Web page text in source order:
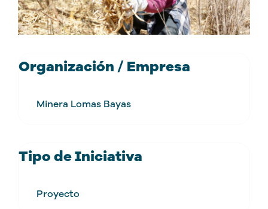
Organización / Empresa
Minera Lomas Bayas
Tipo de Iniciativa
Proyecto